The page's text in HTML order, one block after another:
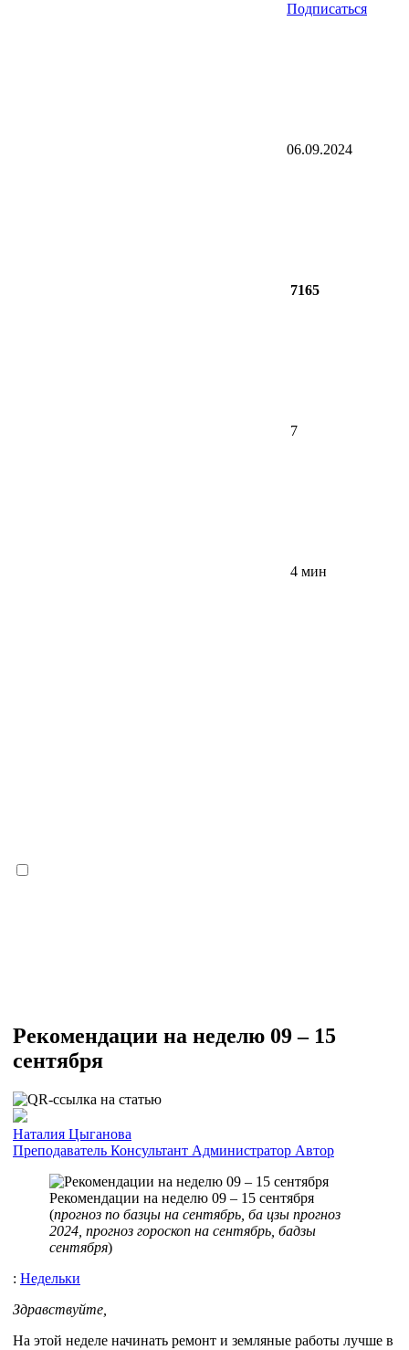
Подписаться
06.09.2024
7165
7
4 мин
Рекомендации на неделю 09 – 15
сентября
Наталия Цыганова
Преподаватель Консультант Администратор Автор
Рекомендации на неделю 09 – 15 сентября
(прогноз по базцы на сентябрь, ба цзы прогноз
2024, прогноз гороскоп на сентябрь, бадзы
сентября)
: Недельки
Здравствуйте,
На этой неделе начинать ремонт и земляные работы лучше в